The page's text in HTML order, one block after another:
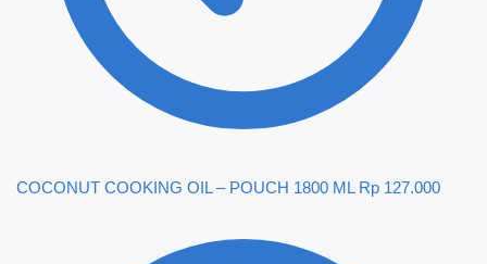
COCONUT COOKING OIL – POUCH 1800 ML Rp 127.000